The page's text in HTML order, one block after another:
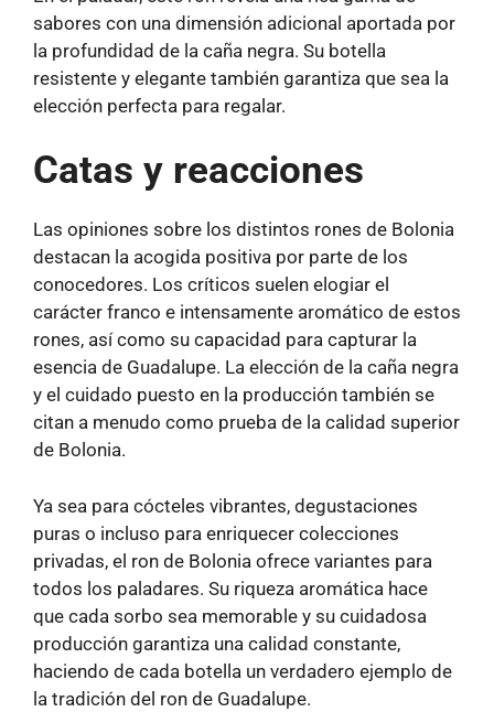
sabores con una dimensión adicional aportada por
la profundidad de la caña negra. Su botella
resistente y elegante también garantiza que sea la
elección perfecta para regalar.
Catas y reacciones
Las opiniones sobre los distintos rones de Bolonia
destacan la acogida positiva por parte de los
conocedores. Los críticos suelen elogiar el
carácter franco e intensamente aromático de estos
rones, así como su capacidad para capturar la
esencia de Guadalupe. La elección de la caña negra
y el cuidado puesto en la producción también se
citan a menudo como prueba de la calidad superior
de Bolonia.
Ya sea para cócteles vibrantes, degustaciones
puras o incluso para enriquecer colecciones
privadas, el ron de Bolonia ofrece variantes para
todos los paladares. Su riqueza aromática hace
que cada sorbo sea memorable y su cuidadosa
producción garantiza una calidad constante,
haciendo de cada botella un verdadero ejemplo de
la tradición del ron de Guadalupe.